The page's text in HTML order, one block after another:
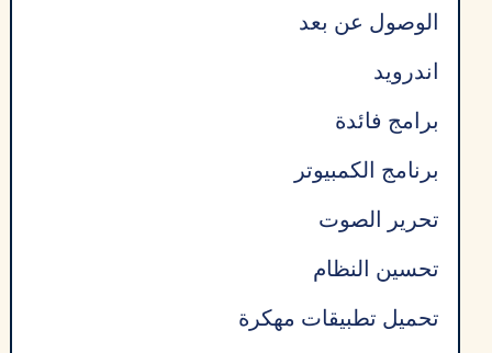
الوصول عن بعد
اندرويد
برامج فائدة
برنامج الكمبيوتر
تحرير الصوت
تحسين النظام
تحميل تطبيقات مهكرة